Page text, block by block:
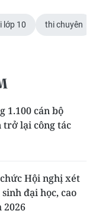
lớp 10 thi chuyên
1.100 cán bộ
trở lại công tác
Hội nghị xét
đại học, cao
2026